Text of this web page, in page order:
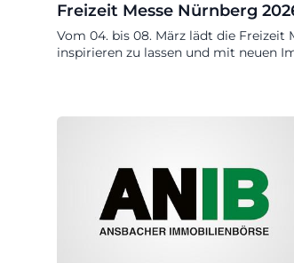
Freizeit Messe Nürnberg
Vom 04. bis 08. März lädt die Freizeit
inspirieren zu lassen und mit neuen